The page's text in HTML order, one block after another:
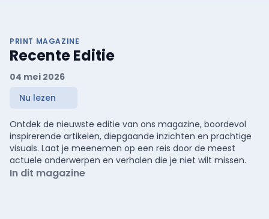
PRINT MAGAZINE
Recente Editie
04 mei 2026
Nu lezen
Ontdek de nieuwste editie van ons magazine, boordevol
inspirerende artikelen, diepgaande inzichten en prachtige
visuals. Laat je meenemen op een reis door de meest
actuele onderwerpen en verhalen die je niet wilt missen.
In dit magazine